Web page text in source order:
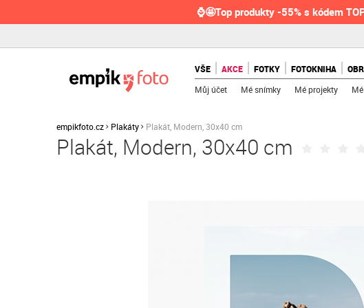
⌚🤩Top produkty -55% s kódem
VŠE AKCE FOTKY FOTOKNIHA
Můj účet Mé snímky Mé projekty
empikfoto.cz Plakáty Plakát, Modern, 30x40 cm
Plakát, Modern, 30x40 cm